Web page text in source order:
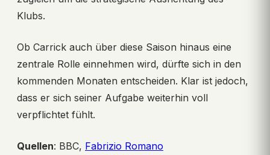
Klubs.
Ob Carrick auch über diese Saison hinaus eine
zentrale Rolle einnehmen wird, dürfte sich in den
kommenden Monaten entscheiden. Klar ist jedoch,
dass er sich seiner Aufgabe weiterhin voll
verpflichtet fühlt.
Quellen: BBC, Fabrizio Romano